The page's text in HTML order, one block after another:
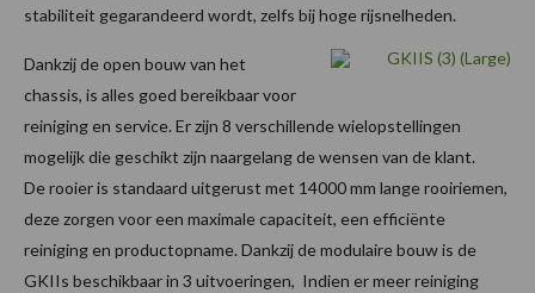
stabiliteit gegarandeerd wordt, zelfs bij hoge rijsnelheden.
Dankzij de open bouw van het
chassis, is alles goed bereikbaar voor
reiniging en service. Er zijn 8 verschillende wielopstellingen
mogelijk die geschikt zijn naargelang de wensen van de klant.
De rooier is standaard uitgerust met 14000 mm lange rooiriemen,
deze zorgen voor een maximale capaciteit, een efficiënte
reiniging en productopname. Dankzij de modulaire bouw is de
GKIIs beschikbaar in 3 uitvoeringen, Indien er meer reiniging